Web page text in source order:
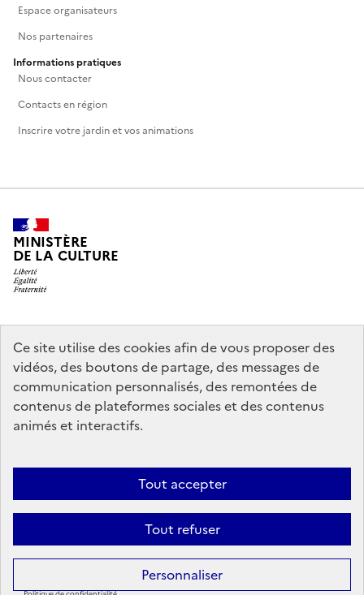
Ce site utilise des cookies afin de vous proposer des
vidéos, des boutons de partage, des messages de
communication personnalisés, des remontées de
contenus de plateformes sociales et des contenus
animés et interactifs.
Tout accepter
Tout refuser
Personnaliser
Espace organisateurs
Nos partenaires
Informations pratiques
Nous contacter
Contacts en région
Inscrire votre jardin et vos animations
MINISTÈRE
DE LA CULTURE
legifrance.gouv.fr
info.gouv.fr
service-public.gouv.fr
data.gouv.fr
Politique d’utilisation des témoins de connexion (cookies)
générale de protection des données
Nous contacter
Nos
Sauf mention contraire, tous les contenus de ce site sont sous